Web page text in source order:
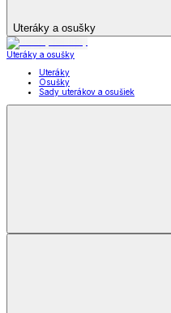
Uteráky a osušky
Uteráky a osušky
Uteráky
Osušky
Sady uterákov a osušiek